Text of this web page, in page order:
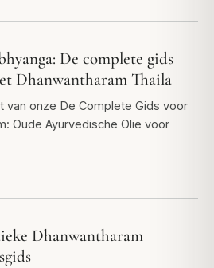
De complete gids
Dhanwantharam Thaila
van onze De Complete Gids voor
Oude Ayurvedische Olie voor
Dhanwantharam